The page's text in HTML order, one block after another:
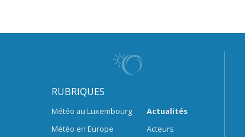
RUBRIQUES
Météo au Luxembourg
Météo en Europe
Actualités
Acteurs